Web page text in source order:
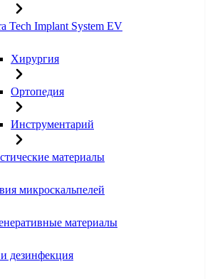
Tech Implant System EV
Хирургия
Ортопедия
Инструментарий
материалы
микроскальпелей
материалы
дезинфекция